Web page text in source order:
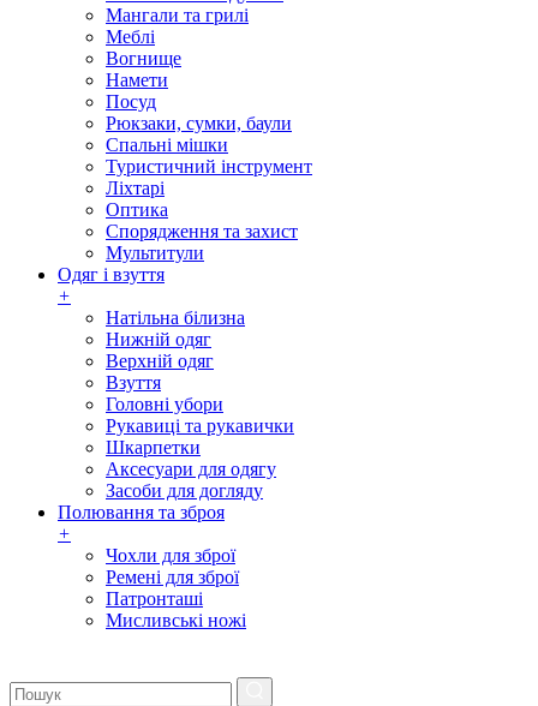
Мангали та грилі
Меблі
Вогнище
Намети
Посуд
Рюкзаки, сумки, баули
Спальні мішки
Туристичний інструмент
Ліхтарі
Оптика
Спорядження та захист
Мультитули
Одяг і взуття
+
Натільна білизна
Нижній одяг
Верхній одяг
Взуття
Головні убори
Рукавиці та рукавички
Шкарпетки
Аксесуари для одягу
Засоби для догляду
Полювання та зброя
+
Чохли для зброї
Ремені для зброї
Патронташі
Мисливські ножі